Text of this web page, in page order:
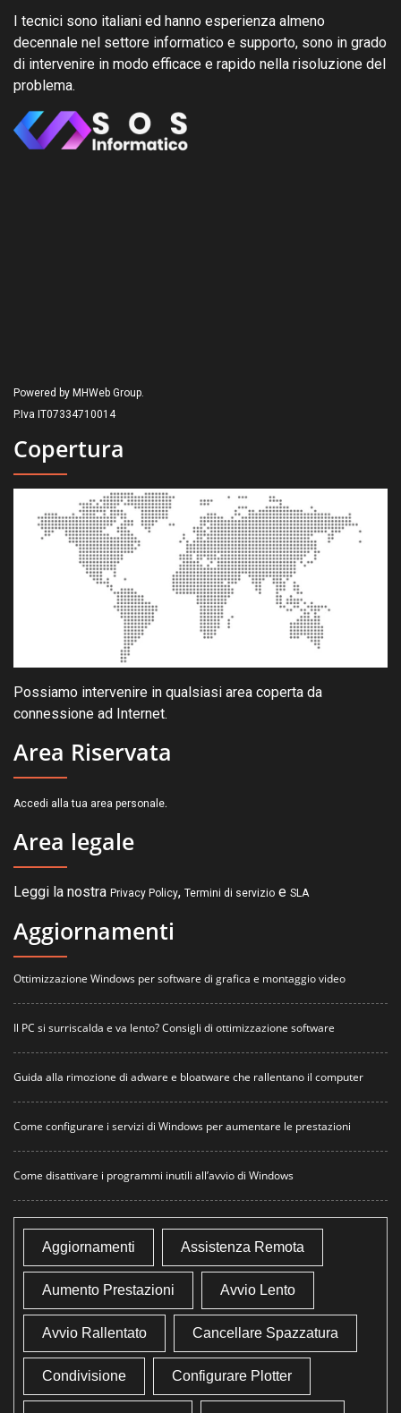
I tecnici sono italiani ed hanno esperienza almeno
decennale nel settore informatico e supporto, sono in grado
di intervenire in modo efficace e rapido nella risoluzione del
problema.
Powered by MHWeb Group.
P.Iva IT07334710014
Copertura
Possiamo intervenire in qualsiasi area coperta da
connessione ad Internet.
Area Riservata
Accedi alla tua area personale.
Area legale
Leggi la nostra Privacy Policy, Termini di servizio e SLA
Aggiornamenti
Ottimizzazione Windows per software di grafica e montaggio video
Il PC si surriscalda e va lento? Consigli di ottimizzazione software
Guida alla rimozione di adware e bloatware che rallentano il computer
Come configurare i servizi di Windows per aumentare le prestazioni
Come disattivare i programmi inutili all’avvio di Windows
Aggiornamenti Assistenza Remota
Aumento Prestazioni Avvio Lento
Avvio Rallentato Cancellare Spazzatura
Condivisione Configurare Plotter